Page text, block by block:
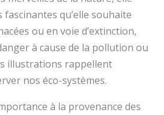
fascinantes qu’elle souhaite
ou en voie d’extinction,
à cause de la pollution ou
illustrations rappellent
nos éco-systèmes.
à la provenance des